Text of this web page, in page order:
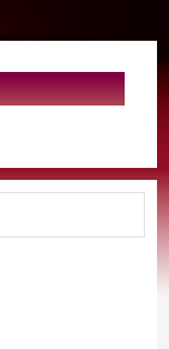
ВОЙТИ
РЕГИСТРАЦИЯ